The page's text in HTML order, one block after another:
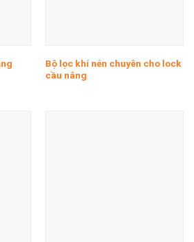
Bộ lọc khí nén chuyên cho lock
cầu nâng